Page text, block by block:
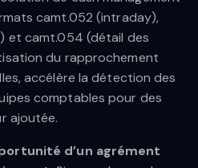
camt.052 (intraday),
et camt.054 (détail des
du rapprochement
accélère la détection des
comptables pour des
ajoutée.
d’un agrément